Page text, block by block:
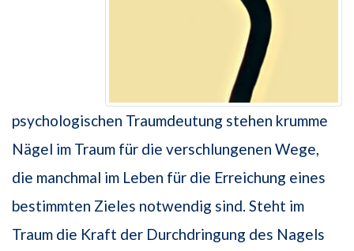
psychologischen Traumdeutung stehen krumme
Nägel im Traum für die verschlungenen Wege,
die manchmal im Leben für die Erreichung eines
bestimmten Zieles notwendig sind. Steht im
Traum die Kraft der Durchdringung des Nagels